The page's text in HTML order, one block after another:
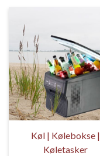
Køl | Kølebokse |
Køletasker